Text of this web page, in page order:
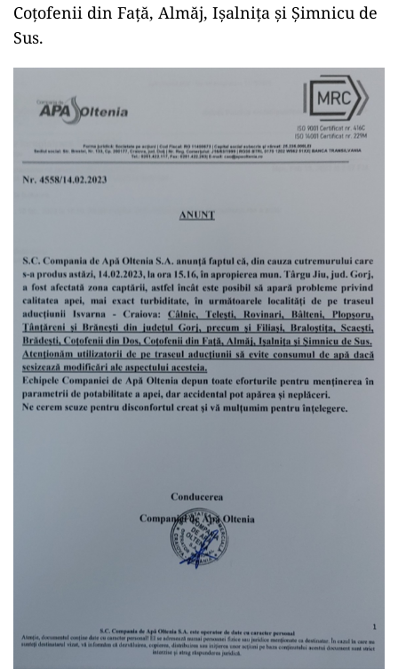
Coțofenii din Față, Almăj, Ișalnița și Șimnicu de
Sus.